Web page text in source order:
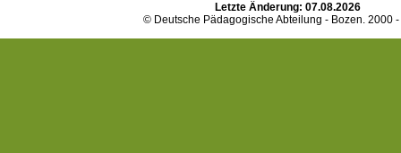
Letzte Änderung: 07.08.2026
© Deutsche Pädagogische Abteilung - Bozen. 2000 -